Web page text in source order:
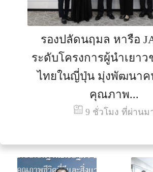
รองปลัดนฤมล หารือ
ระดับโครงการผู้นำเยา
ไทยในญี่ปุ่น มุ่งพัฒนาค
คุณภาพ...
9 ชั่วโมง ที่ผ่านม